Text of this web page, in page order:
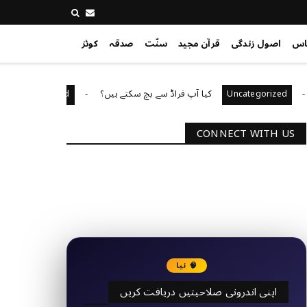
اصول زندگی قرآن مجید سنّت صدقہ کوئز
کیا آپ فراڈ سے بچ سکتے ہیں؟ Uncategorized
CONNECT WITH US
🧠 نیا
اپنی اندرونی صلاحیتیں دریافت کریں